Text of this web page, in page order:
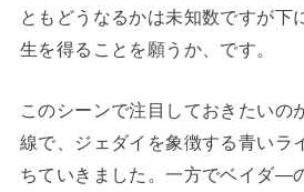
ともどうなるかは未知数ですが下
生を得ることを願うか、です。
このシーンで注目しておきたいの
線で、ジェダイを象徴する青いラ
ちていきました。一方でベイダ―